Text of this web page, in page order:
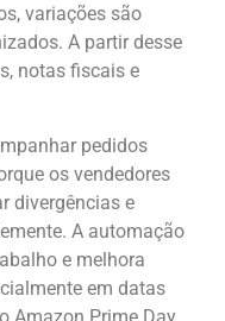
variações são
A partir desse
notas fiscais e
pedidos
os vendedores
divergências e
A automação
e melhora
em datas
Amazon Prime Day